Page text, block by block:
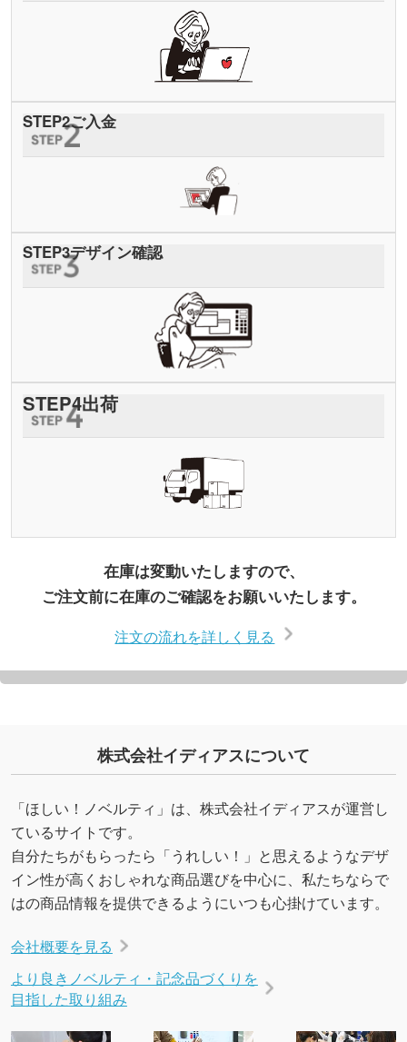
STEP2ご入金
STEP3デザイン確認
STEP4出荷
在庫は変動いたしますので、
ご注文前に在庫のご確認をお願いいたします。
注文の流れを詳しく見る
株式会社イディアスについて
「ほしい！ノベルティ」は、株式会社イディアスが運営し
ているサイトです。
自分たちがもらったら「うれしい！」と思えるようなデザ
イン性が高くおしゃれな商品選びを中心に、私たちならで
はの商品情報を提供できるようにいつも心掛けています。
会社概要を見る
より良きノベルティ・記念品づくりを
目指した取り組み